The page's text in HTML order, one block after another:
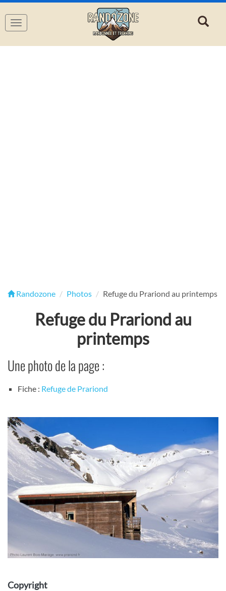
Navigation
Randozone Photos Refuge du Prariond au printemps
Refuge du Prariond au
printemps
Une photo de la page :
Fiche : Refuge de Prariond
Copyright